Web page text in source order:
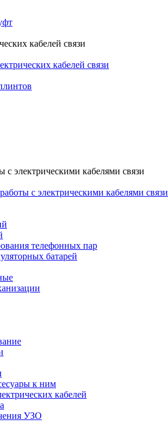
кабелей связи
кабелей связи
электрическими кабелями связи
с электрическими кабелями связи
телефонных пар
батарей
к ним
кабелей
УЗО